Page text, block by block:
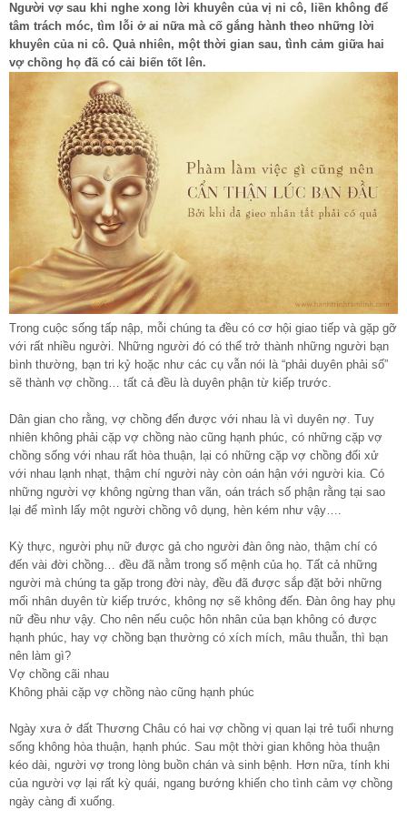
Người vợ sau khi nghe xong lời khuyên của vị ni cô, liền không để
tâm trách móc, tìm lỗi ở ai nữa mà cố gắng hành theo những lời
khuyên của ni cô. Quả nhiên, một thời gian sau, tình cảm giữa hai
vợ chồng họ đã có cải biến tốt lên.
Trong cuộc sống tấp nập, mỗi chúng ta đều có cơ hội giao tiếp và gặp gỡ
với rất nhiều người. Những người đó có thể trở thành những người bạn
bình thường, bạn tri kỷ hoặc như các cụ vẫn nói là “phải duyên phải số”
sẽ thành vợ chồng… tất cả đều là duyên phận từ kiếp trước.
Dân gian cho rằng, vợ chồng đến được với nhau là vì duyên nợ. Tuy
nhiên không phải cặp vợ chồng nào cũng hạnh phúc, có những cặp vợ
chồng sống với nhau rất hòa thuận, lại có những cặp vợ chồng đối xử
với nhau lạnh nhạt, thậm chí người này còn oán hận với người kia. Có
những người vợ không ngừng than vãn, oán trách số phận rằng tại sao
lại để mình lấy một người chồng vô dụng, hèn kém như vậy….
Kỳ thực, người phụ nữ được gả cho người đàn ông nào, thậm chí có
đến vài đời chồng… đều đã nằm trong số mệnh của họ. Tất cả những
người mà chúng ta gặp trong đời này, đều đã được sắp đặt bởi những
mối nhân duyên từ kiếp trước, không nợ sẽ không đến. Đàn ông hay phụ
nữ đều như vậy. Cho nên nếu cuộc hôn nhân của bạn không có được
hạnh phúc, hay vợ chồng bạn thường có xích mích, mâu thuẫn, thì bạn
nên làm gì?
Vợ chồng cãi nhau
Không phải cặp vợ chồng nào cũng hạnh phúc
Ngày xưa ở đất Thương Châu có hai vợ chồng vị quan lại trẻ tuổi nhưng
sống không hòa thuận, hạnh phúc. Sau một thời gian không hòa thuận
kéo dài, người vợ trong lòng buồn chán và sinh bệnh. Hơn nữa, tính khi
của người vợ lại rất kỳ quái, ngang bướng khiến cho tình cảm vợ chồng
ngày càng đi xuống.